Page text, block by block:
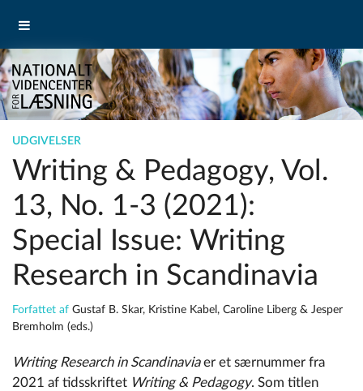
UDGIVELSER
Writing & Pedagogy, Vol.
13, No. 1-3 (2021):
Special Issue: Writing
Research in Scandinavia
Forfattet af Gustaf B. Skar, Kristine Kabel, Caroline Liberg & Jesper
Bremholm (eds.)
Writing Research in Scandinaviaer et særnummer fra
2021 af tidsskriftet Writing & Pedagogy. Som titlen